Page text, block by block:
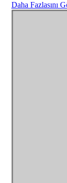
Daha Fazlasını